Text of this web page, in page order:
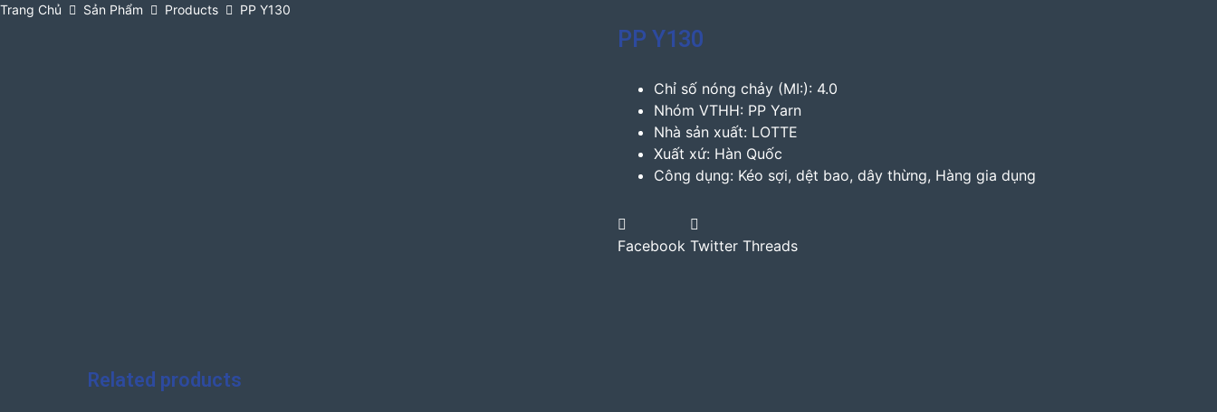
Trang Chủ Sản Phẩm Products PP Y130
PP Y130
Chỉ số nóng chảy (MI:): 4.0
Nhóm VTHH: PP Yarn
Nhà sản xuất: LOTTE
Xuất xứ: Hàn Quốc
Công dụng: Kéo sợi, dệt bao, dây thừng, Hàng gia dụng
Facebook Twitter Threads
Related products